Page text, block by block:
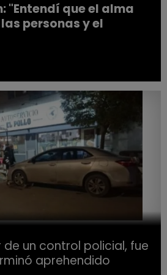
"Entendí que el alma
personas y el
un control policial, fue
aprehendido